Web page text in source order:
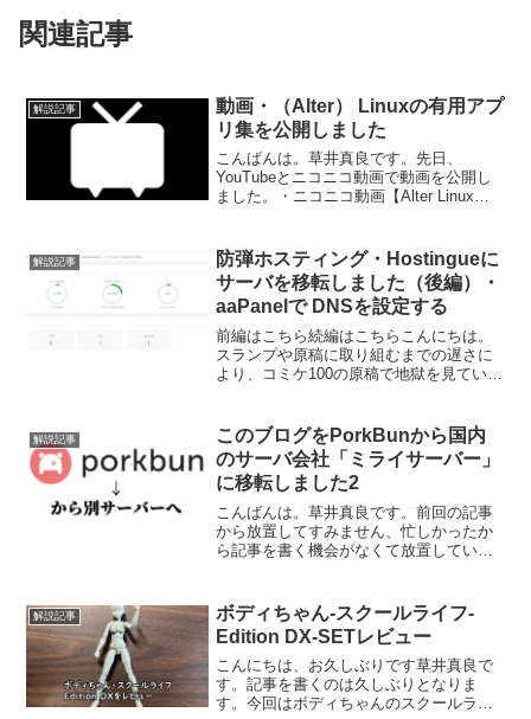
関連記事
解説記事
動画・（Alter） Linuxの有用アプ
リ集を公開しました
こんばんは。草井真良です。先日、
YouTubeとニコニコ動画で動画を公開し
ました。・ニコニコ動画【Alter Linuxじ
YouTube動画にあるAlte...
解説記事
防弾ホスティング・Hostingueに
サーバを移転しました（後編）・
aaPanelで DNSを設定する
前編はこちら続編はこちらこんにちは。
スランプや原稿に取り組むまでの遅さに
より、コミケ100の原稿で地獄を見ている
たり、ストレージが200GBのNvmeに増え
ていて...
解説記事
このブログをPorkBunから国内
のサーバ会社「ミライサーバー」
に移転しました2
こんばんは。草井真良です。前回の記事
から放置してすみません、忙しかったか
ら記事を書く機会がなくて放置していま
さんにブログの内容を移転しました。今
回はそれでトラブ...
解説記事
ボディちゃん-スクールライフ-
Edition DX-SETレビュー
こんにちは、お久しぶりです草井真良で
す。記事を書くのは久しぶりとなりま
す。今回はボディちゃんのスクールライ